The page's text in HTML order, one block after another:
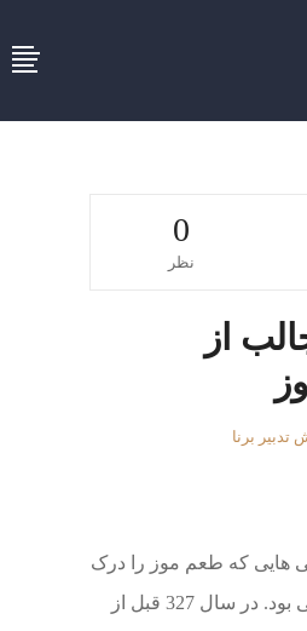
0
نظر
از
تدبیر برنا
هایی که طعم موز را درک
کرد اسکندر مقدونی بود. در سال 327 قبل از